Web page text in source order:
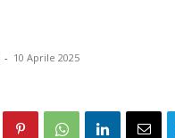
- 10 Aprile 2025